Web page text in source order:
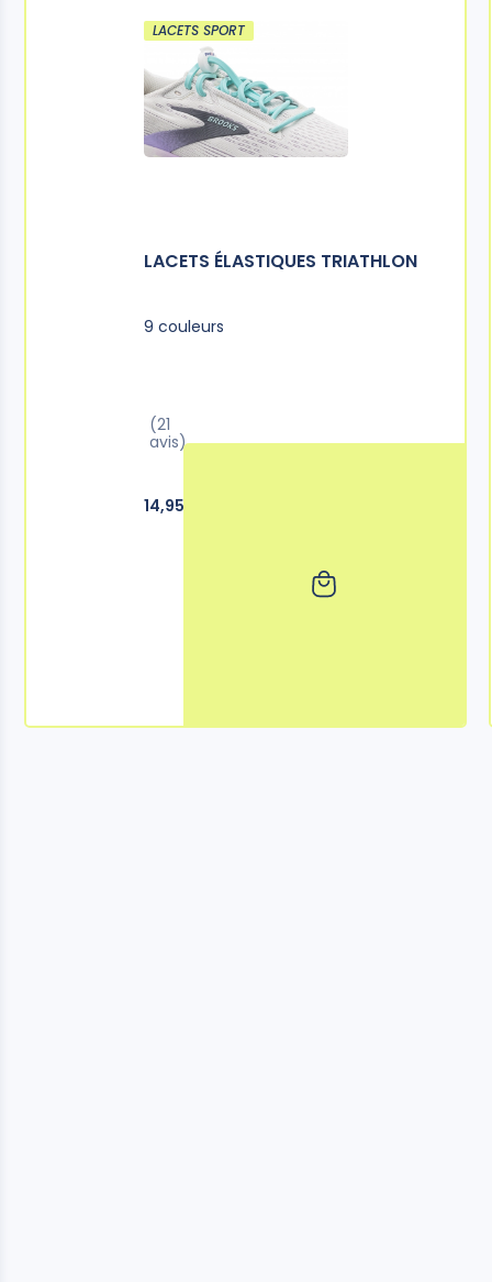
LACETS SPORT
LACETS ÉLASTIQUES TRIATHLON
9 couleurs
(21
avis)
14,95€ TTC